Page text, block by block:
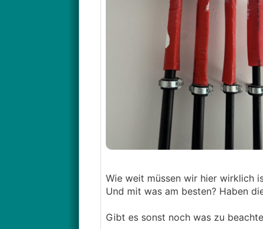
Wie weit müssen wir hier wirklich
Und mit was am besten? Haben
Gibt es sonst noch was zu